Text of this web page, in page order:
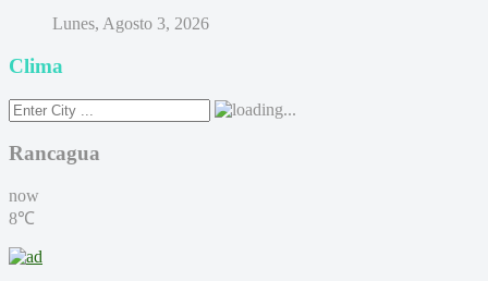
Lunes, Agosto 3, 2026
Clima
Rancagua
now
8℃